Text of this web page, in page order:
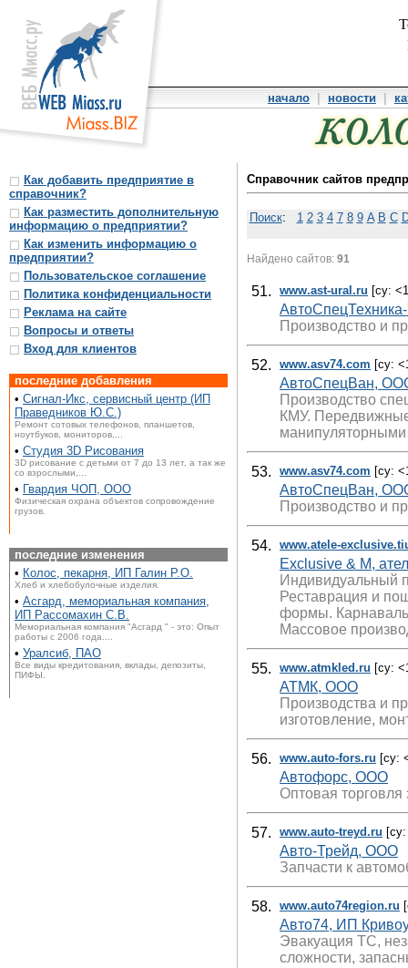
начало новости
Как добавить предприятие в
справочник?
Как разместить дополнительную
информацию о предприятии?
Как изменить информацию о
предприятии?
Пользовательское соглашение
Политика конфиденциальности
Реклама на сайте
Вопросы и ответы
Вход для клиентов
последние добавления
• Сигнал-Икс, сервисный центр (ИП
Праведников Ю.С.)
Ремонт сотовых телефонов, планшетов,
ноутбуков, мониторов,...
• Студия 3D Рисования
3D рисование с детьми от 7 до 13 лет, а так же
со взрослыми,...
• Гвардия ЧОП, ООО
Физическая охрана объектов сопровождение
грузов.
последние изменения
• Колос, пекарня, ИП Галин Р.О.
Хлеб и хлебобулочные изделия.
• Асгард, мемориальная компания,
ИП Рассомахин С.В.
Мемориальная компания "Асгард " - это: Опыт
работы с 2006 года....
• Уралсиб, ПАО
Все виды кредитования, вклады, депозиты,
ПИФЫ.
Справочник сайтов
Поиск: 1 2 3 4 7 8 9 A B C
Найдено сайтов: 91
51. www.ast-ural.ru [cy:
Производство и
52. www.asv74.com [cy:
АвтоСпецВан,
Производство
КМУ.
манипуляторными
53. www.asv74.com [cy:
АвтоСпецВан,
Производство и
54. www.atele-
Ехсlusive & М,
Индивидуальный
Реставрация и
формы.
Массовое
55. www.atmkled.ru [cy:
АТМК, ООО
Производства и
изготовление,
56. www.auto-fors.ru [cy:
Автофорс, ООО
Оптовая
57. www.auto-treyd.ru
Авто-Трейд, ООО
Запчасти к
58. www.auto74region.ru
Авто74, ИП
Эвакуация ТС,
сложности,